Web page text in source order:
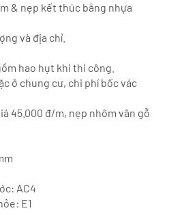
& nẹp kết thúc bằng nhựa
và địa chỉ.
hao hụt khi thi công.
ở chung cư, chi phí bốc vác
45.000 đ/m, nẹp nhôm vân gỗ
AC4
E1